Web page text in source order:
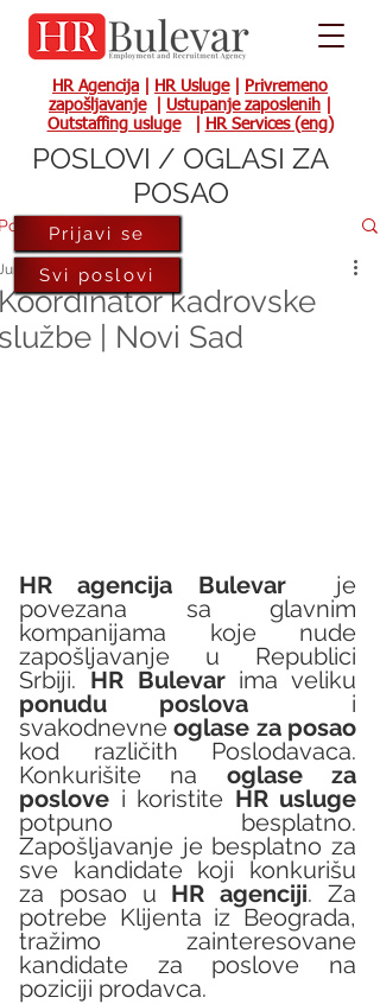
HR Agencija HR Usluge|
Privremeno
zapošljavanje| Ustupanje zaposlenih
Outstaffing usluge| HR Services (eng)
kadrovske
| Novi Sad
16, 2023
HR agencija Bulevar
  je
povezana sa glavnim
kompanijama koje nude
zapošljavanje u Republici
Srbiji. HR Bulevar
ponudu poslova
  i
svakodnevne oglase za posao
kod različith Poslodavaca.
Konkurišite na oglase za
poslove i koristite HR usluge
potpuno besplatno.
Zapošljavanje je besplatno za
sve kandidate koji konkurišu
za posao u HR agenciji. Za
potrebe Klijenta iz Beograda,
tražimo zainteresovane
kandidate za poslove na
poziciji prodavca.
Prijavi se
Svi poslovi
POSLOVI / OGLASI ZA
POSAO